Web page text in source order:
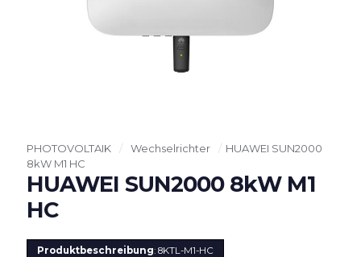
PHOTOVOLTAIK / Wechselrichter / HUAWEI SUN2000
8kW M1 HC
HUAWEI SUN2000 8kW M1
HC
Produktbeschreibung: 8KTL-M1-HC